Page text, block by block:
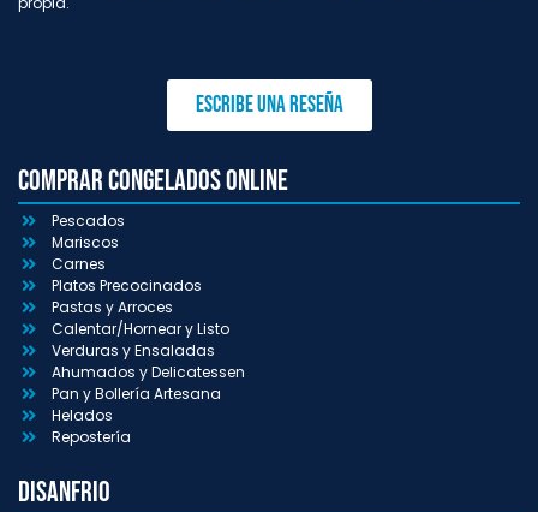
Escribe una reseña
Comprar congelados online
Pescados
Mariscos
Carnes
Platos Precocinados
Pastas y Arroces
Calentar/Hornear y Listo
Verduras y Ensaladas
Ahumados y Delicatessen
Pan y Bollería Artesana
Helados
Repostería
Disanfrio